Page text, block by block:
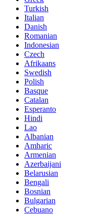
Turkish
Italian
Danish
Romanian
Indonesian
Czech
Afrikaans
Swedish
Polish
Basque
Catalan
Esperanto
Hindi
Lao
Albanian
Amharic
Armenian
Azerbaijani
Belarusian
Bengali
Bosnian
Bulgarian
Cebuano